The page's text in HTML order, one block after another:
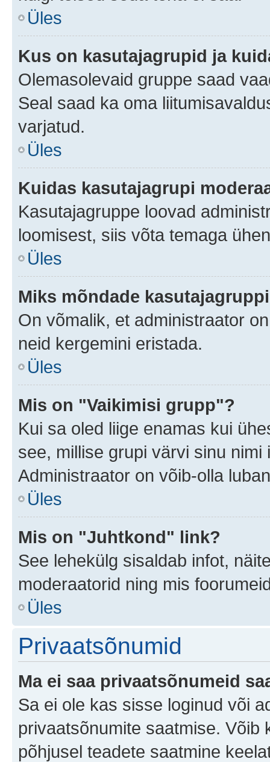
Üles
Kus on kasutajagrupid ja
Olemasolevaid gruppe saad
Seal saad ka oma
varjatud.
Üles
Kuidas kasutajagrupi
Kasutajagruppe loovad
loomisest, siis võta temaga
Üles
Miks mõndade
On võmalik, et administraator
neid kergemini eristada.
Üles
Mis on "Vaikimisi grupp"?
Kui sa oled liige enamas kui
see, millise grupi värvi sinu
Administraator on võib-olla
Üles
Mis on "Juhtkond" link?
See lehekülg sisaldab infot,
moderaatorid ning mis
Üles
Privaatsõnumid
Ma ei saa privaatsõnumeid
Sa ei ole kas sisse loginud või
privaatsõnumite saatmise. Võib
põhjusel teadete saatmine